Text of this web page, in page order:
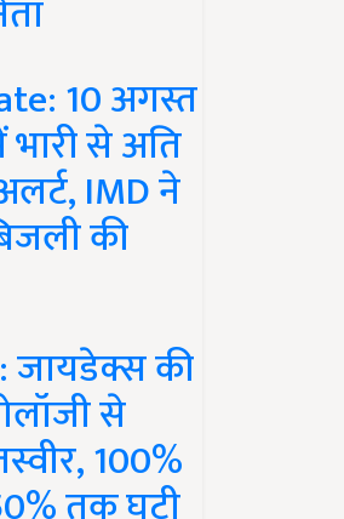
10 अगस्त
से अति
IMD ने
की
जायडेक्स की
से
100%